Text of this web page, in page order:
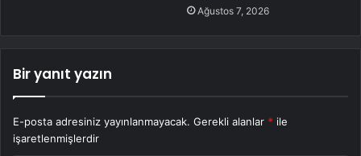
Ağustos 7, 2026
Bir yanıt yazın
E-posta adresiniz yayınlanmayacak. Gerekli alanlar * ile
işaretlenmişlerdir